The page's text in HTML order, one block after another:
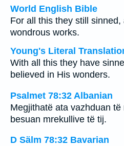
World English Bible
For all this they still
wondrous works.
Young's Literal
With all this they have
believed in His wonders.
Psalmet 78:32 Albanian
Megjithatë ata vazhduan
besuan mrekullive të tij.
D Sälm 78:32 Bavarian